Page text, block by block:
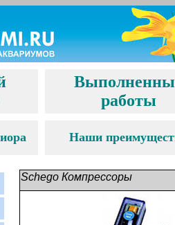
работы
Наши
Schego Компрессоры